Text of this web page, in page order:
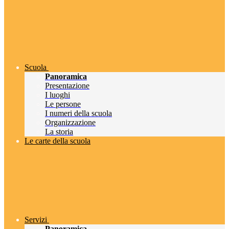
Scuola
Panoramica
Presentazione
I luoghi
Le persone
I numeri della scuola
Organizzazione
La storia
Le carte della scuola
Servizi